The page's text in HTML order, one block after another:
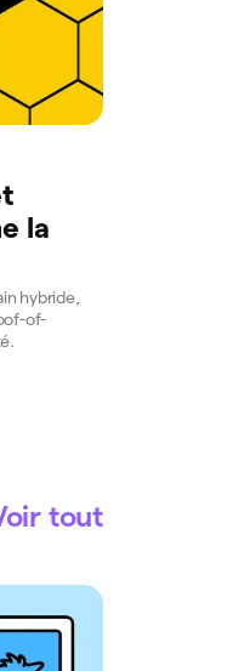
la
hybride,
of-
tout